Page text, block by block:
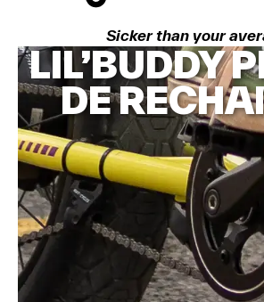
Sicker than your
LIL’BUDDY
DE